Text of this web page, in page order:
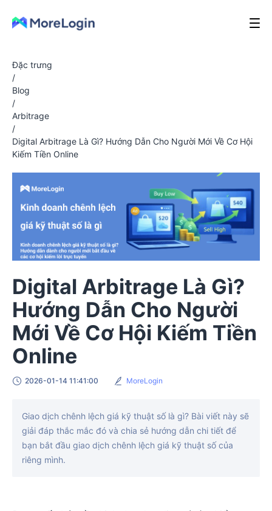
Đặc trưng
/
Blog
/
Arbitrage
/
Digital Arbitrage Là Gì? Hướng Dẫn Cho Người Mới Về Cơ Hội
Kiếm Tiền Online
Digital Arbitrage Là Gì?
Hướng Dẫn Cho Người
Mới Về Cơ Hội Kiếm Tiền
Online
2026-01-14 11:41:00 MoreLogin
Giao dịch chênh lệch giá kỹ thuật số là gì? Bài viết này sẽ
giải đáp thắc mắc đó và chia sẻ hướng dẫn chi tiết để
bạn bắt đầu giao dịch chênh lệch giá kỹ thuật số của
riêng mình.